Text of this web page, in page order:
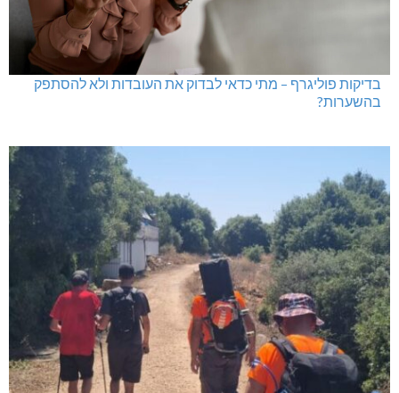
בדיקות פוליגרף – מתי כדאי לבדוק את העובדות ולא להסתפק
בהשערות?